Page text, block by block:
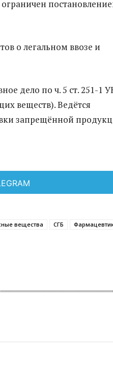
о легальном ввозе и
дело по ч. 5 ст. 251-1
веществ). Ведётся
запрещённой
вещества СГБ